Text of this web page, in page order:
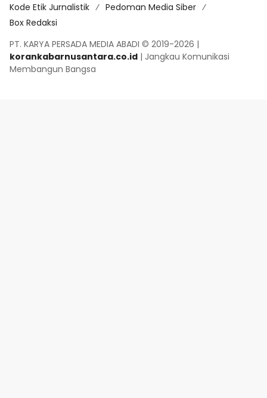
Kode Etik Jurnalistik
Pedoman Media Siber
Box Redaksi
PT. KARYA PERSADA MEDIA ABADI © 2019-2026 |
korankabarnusantara.co.id | Jangkau Komunikasi
Membangun Bangsa